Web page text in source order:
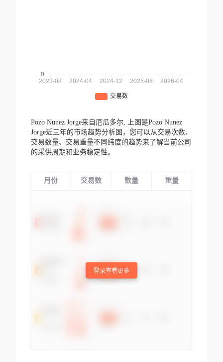
Pozo Nunez Jorge来自厄瓜多尔,
上图是Pozo Nunez
Jorge近三年的市场趋势分析图，您可以从交易次数、
交易数量、交易重量不同纬度的趋势来了解当前公司
的采供周期和业务稳定性。
月份 交易数 数量 重量
登录查看更多